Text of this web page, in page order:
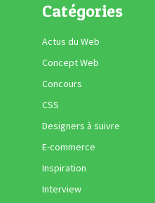
Catégories
Actus du Web
Concept Web
Concours
CSS
Designers à suivre
E-commerce
Inspiration
Interview